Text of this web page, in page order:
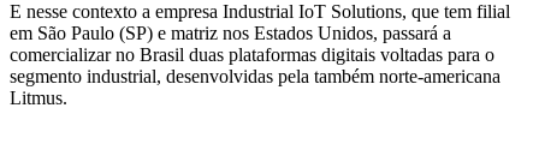
E nesse contexto a empresa Industrial IoT Solutions, que tem filial
em São Paulo (SP) e matriz nos Estados Unidos, passará a
comercializar no Brasil duas plataformas digitais voltadas para o
segmento industrial, desenvolvidas pela também norte-americana
Litmus.